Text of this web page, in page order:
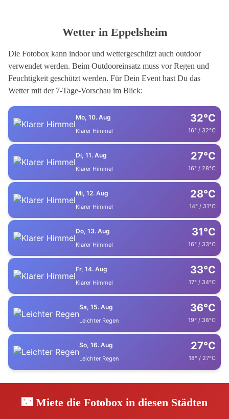
Wetter in Eppelsheim
Die Fotobox kann indoor und wettergeschützt auch outdoor
verwendet werden. Beim Outdooreinsatz muss vor Regen und
Feuchtigkeit geschützt werden. Für Dein Event hast Du das
Wetter mit der 7-Tage-Vorschau im Blick:
Mo, 10. Aug
Klarer Himmel
32°C
16° / 32°C
Di, 11. Aug
Klarer Himmel
27°C
16° / 28°C
Mi, 12. Aug
Klarer Himmel
28°C
14° / 31°C
Do, 13. Aug
Klarer Himmel
31°C
16° / 33°C
Fr, 14. Aug
Klarer Himmel
33°C
17° / 34°C
Sa, 15. Aug
Leichter Regen
36°C
19° / 38°C
So, 16. Aug
Leichter Regen
27°C
18° / 27°C
🌃 Miete die Fotobox in diesen Städten